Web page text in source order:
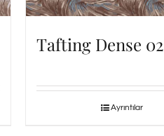
Tafting Dense 02
Ayrıntılar